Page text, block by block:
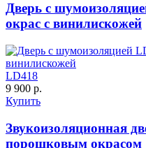
К-11 С
Дверь с
окрас с винилискожей
LD418
9 900 р.
Купить
Звукоизоляционная
порошковым окрасом